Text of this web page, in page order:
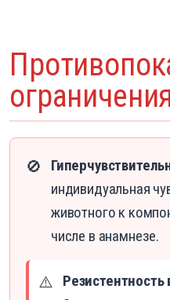
🚫
индивидуальная
животного к
числе в анамнезе.
⚠️
Резистентность